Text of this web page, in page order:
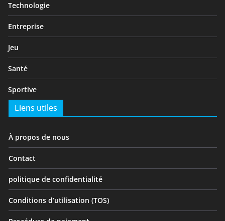
Technologie
Entreprise
Jeu
Santé
Sportive
Liens utiles
À propos de nous
Contact
politique de confidentialité
Conditions d’utilisation (TOS)